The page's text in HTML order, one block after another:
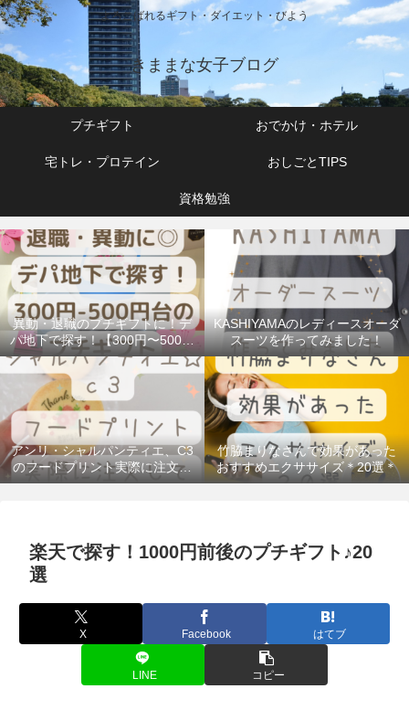
よろこばれるギフト・ダイエット・びよう
きままな女子ブログ
プチギフト おでかけ・ホテル
宅トレ・プロテイン おしごとTIPS
資格勉強
異動・退職のプチギフトに！デ
パ地下で探す！【300円〜500円
台】で人気のお菓子
KASHIYAMAのレディースオーダ
スーツを作ってみました！
アンリ・シャルパンティエ、C3
のフードプリント実際に注文し
てみた！＠300円台のギフトもあ
竹脇まりなさんで効果があった
おすすめエクササイズ＊20選＊
楽天で探す！1000円前後のプチギフト♪20
選
X Facebook はてブ
LINE コピー